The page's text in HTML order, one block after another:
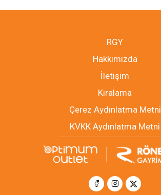
RGY
Hakkımızda
İletişim
Kiralama
Çerez Aydınlatma Metni
KVKK Aydınlatma Metni